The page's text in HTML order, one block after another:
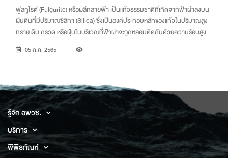
ฟูลกูไรต์ (Fulgurite) หรือผลึกสายฟ้า เป็นแก้วธรรมชาติที่เกิดจากฟ้าผ่าลงบน
ผืนดินที่มีปริมาณซิลิกา (Silica) ซึ่งเป็นองค์ประกอบหลักของแก้วในปริมาณสูง
ทราย ดิน กรวด หรือฝุ่นในบริเวณที่ฟ้าผ่าจะถูกหลอมติดกันด้วยความร้อนสูง
หลายพันองศาเซลเซียส
05 ก.ค. 2565
รู้จัก อพวช.
บริการ
พิพิธภัณฑ์